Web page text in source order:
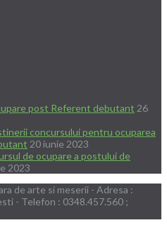
post Referent debutant 26
concursului pentru ocuparea
20 iunie 2023
de ocupare a postului de
2023
de arte si meserii - Adresa :
- Telefon : 0348.457.560 ;